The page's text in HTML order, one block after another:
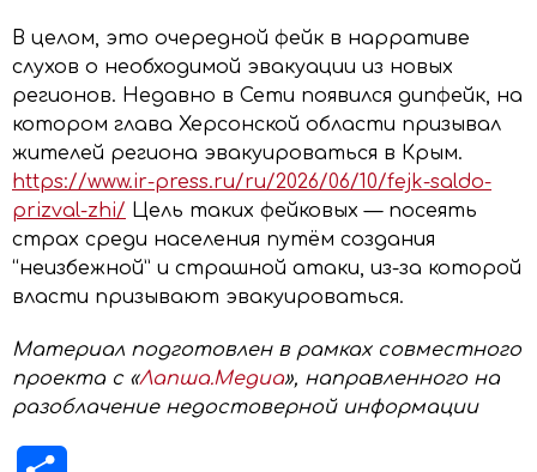
В целом, это очередной фейк в нарративе
слухов о необходимой эвакуации из новых
регионов. Недавно в Сети появился дипфейк, на
котором глава Херсонской области призывал
жителей региона эвакуироваться в Крым.
https://www.ir-press.ru/ru/2026/06/10/fejk-saldo-
prizval-zhi/ Цель таких фейковых — посеять
страх среди населения путём создания
“неизбежной” и страшной атаки, из-за которой
власти призывают эвакуироваться.
Материал подготовлен в рамках совместного
проекта с «Лапша.Медиа», направленного на
разоблачение недостоверной информации